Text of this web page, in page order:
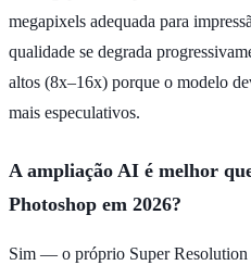
megapixels adequada para
qualidade se degrada
altos (8x–16x) porque o modelo
mais especulativos.
A ampliação AI é melhor
Photoshop em 2026?
Sim — o próprio Super Resolution